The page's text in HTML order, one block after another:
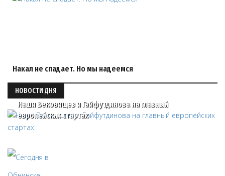
Накал не спадает. Но мы надеемся
НОВОСТИ ДНЯ
Наши Вековищев и Гайфутдинова на главный
европейских стартах